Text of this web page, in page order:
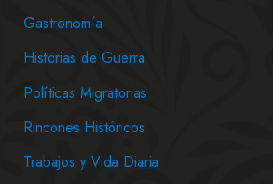
Gastronomía
Historias de Guerra
Políticas Migratorias
Rincones Históricos
Trabajos y Vida Diaria